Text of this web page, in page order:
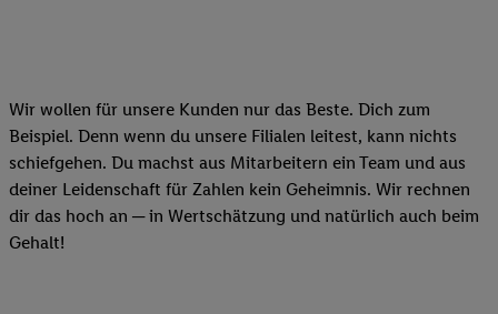
Wir wollen für unsere Kunden nur das Beste. Dich zum
Beispiel. Denn wenn du unsere Filialen leitest, kann nichts
schiefgehen. Du machst aus Mitarbeitern ein Team und aus
deiner Leidenschaft für Zahlen kein Geheimnis. Wir rechnen
dir das hoch an ─ in Wertschätzung und natürlich auch beim
Gehalt!